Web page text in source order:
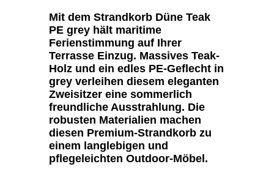
Mit dem Strandkorb Düne Teak
PE grey hält maritime
Ferienstimmung auf Ihrer
Terrasse Einzug. Massives Teak-
Holz und ein edles PE-Geflecht in
grey verleihen diesem eleganten
Zweisitzer eine sommerlich
freundliche Ausstrahlung. Die
robusten Materialien machen
diesen Premium-Strandkorb zu
einem langlebigen und
pflegeleichten Outdoor-Möbel.